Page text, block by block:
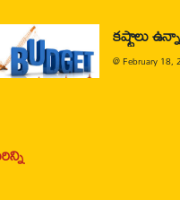
కష్టాలు
@February 18,